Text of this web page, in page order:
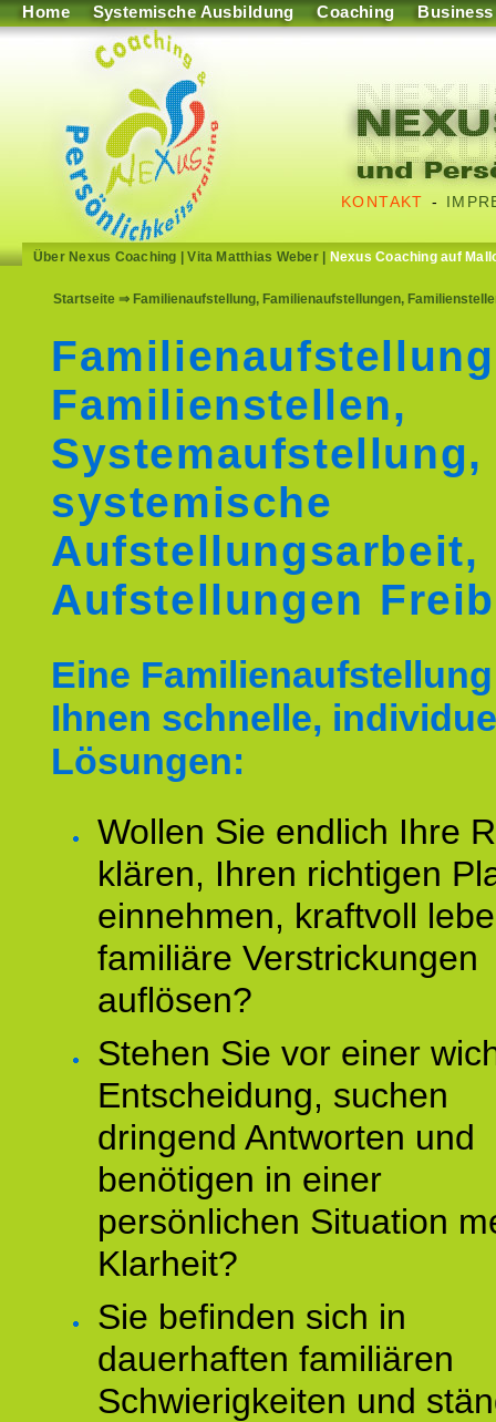
Home Systemische Ausbildung Coaching Business
KONTAKT -
Über Nexus Coaching |Vita Matthias Weber| Nexus Coaching auf
Startseite ⇒ Familienaufstellung, Familienaufstellungen,
Familienstellen,
Systemaufstellung,
systemische
Aufstellungsarbeit,
Aufstellungen
Eine
Ihnen schnelle,
Lösungen:
Wollen Sie endlich Ihre
klären, Ihren richtigen
einnehmen, kraftvoll
familiäre Verstrickungen
auflösen?
Stehen Sie vor einer
Entscheidung, suchen
dringend Antworten und
benötigen in einer
persönlichen Situation
Klarheit?
Sie befinden sich in
dauerhaften familiären
Schwierigkeiten und